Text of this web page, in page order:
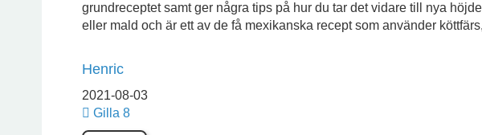
grundreceptet samt ger några tips på hur du tar det vidare till nya
eller mald och är ett av de få mexikanska recept som använder
Henric
2021-08-03
Gilla 8